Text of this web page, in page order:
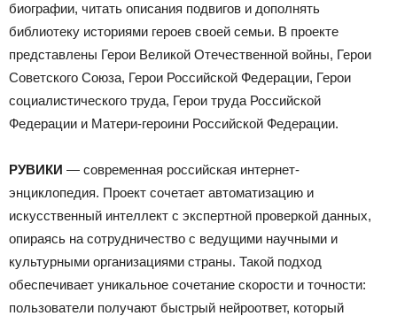
биографии, читать описания подвигов и дополнять
библиотеку историями героев своей семьи. В проекте
представлены Герои Великой Отечественной войны, Герои
Советского Союза, Герои Российской Федерации, Герои
социалистического труда, Герои труда Российской
Федерации и Матери-героини Российской Федерации.
РУВИКИ — современная российская интернет-
энциклопедия. Проект сочетает автоматизацию и
искусственный интеллект с экспертной проверкой данных,
опираясь на сотрудничество с ведущими научными и
культурными организациями страны. Такой подход
обеспечивает уникальное сочетание скорости и точности:
пользователи получают быстрый нейроответ, который